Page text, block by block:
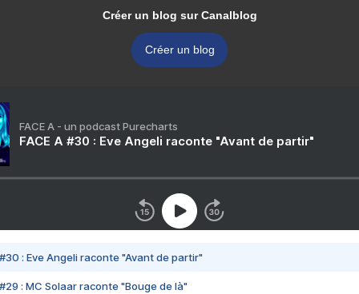
Créer un blog sur Canalblog
Créer un blog
FACE A - un podcast Purecharts
FACE A #30 : Eve Angeli raconte "Avant de partir"
#30 : Eve Angeli raconte "Avant de partir"
#29 : MC Solaar raconte "Bouge de là"